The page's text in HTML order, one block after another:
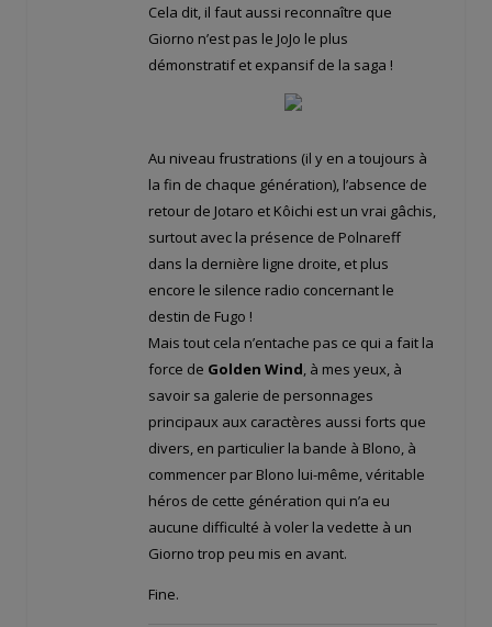
Cela dit, il faut aussi reconnaître que
Giorno n’est pas le JoJo le plus
démonstratif et expansif de la saga !
Au niveau frustrations (il y en a toujours à
la fin de chaque génération), l’absence de
retour de Jotaro et Kôichi est un vrai gâchis,
surtout avec la présence de Polnareff
dans la dernière ligne droite, et plus
encore le silence radio concernant le
destin de Fugo !
Mais tout cela n’entache pas ce qui a fait la
force de Golden Wind, à mes yeux, à
savoir sa galerie de personnages
principaux aux caractères aussi forts que
divers, en particulier la bande à Blono, à
commencer par Blono lui-même, véritable
héros de cette génération qui n’a eu
aucune difficulté à voler la vedette à un
Giorno trop peu mis en avant.
Fine.